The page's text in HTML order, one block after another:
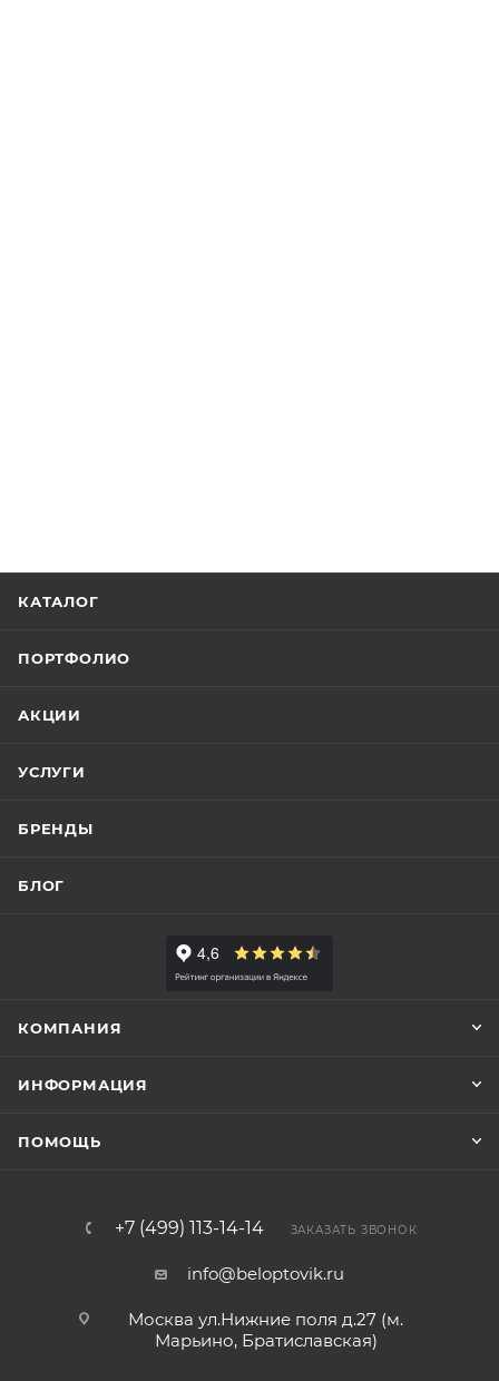
КАТАЛОГ
ПОРТФОЛИО
АКЦИИ
УСЛУГИ
БРЕНДЫ
БЛОГ
КОМПАНИЯ
ИНФОРМАЦИЯ
ПОМОЩЬ
+7 (499) 113-14-14 ЗАКАЗАТЬ ЗВОНОК
info@beloptovik.ru
Москва ул.Нижние поля д.27 (м.
Марьино, Братиславская)